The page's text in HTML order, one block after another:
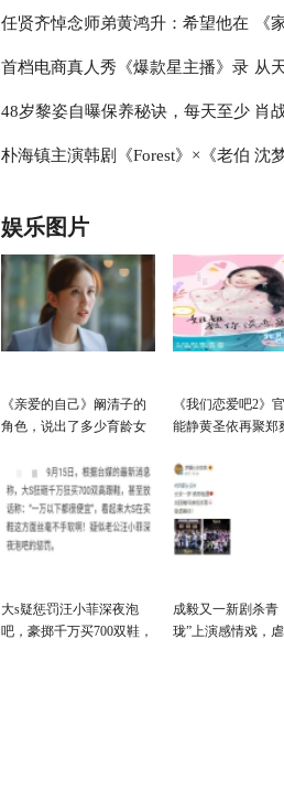
档明年春天上映 方
任贤齐悼念师弟黄鸿升：希望他在
天上一切安好
《
标
首档电商真人秀《爆款星主播》录
制现场曝光
从
影
48岁黎姿自曝保养秘诀，每天至少
喝8杯水，粉丝却担心会水中毒？
肖
出
朴海镇主演韩剧《Forest》×《老伯 沈
娱乐图片
《亲爱的自己》阚清子的
角色，说出了多少育龄女
《我们恋爱吧2》
能静黄圣依再聚郑
大s疑惩罚汪小菲深夜泡
吧，豪掷千万买700双鞋，
成毅又一新剧杀青
珑”上演感情戏，